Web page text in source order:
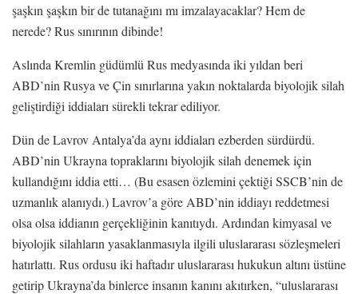
şaşkın şaşkın bir de tutanağını mı imzalayacaklar? Hem de
nerede? Rus sınırının dibinde!
Aslında Kremlin güdümlü Rus medyasında iki yıldan beri
ABD’nin Rusya ve Çin sınırlarına yakın noktalarda biyolojik silah
geliştirdiği iddiaları sürekli tekrar ediliyor.
Dün de Lavrov Antalya’da aynı iddiaları ezberden sürdürdü.
ABD’nin Ukrayna topraklarını biyolojik silah denemek için
kullandığını iddia etti… (Bu esasen özlemini çektiği SSCB’nin de
uzmanlık alanıydı.) Lavrov’a göre ABD’nin iddiayı reddetmesi
olsa olsa iddianın gerçekliğinin kanıtıydı. Ardından kimyasal ve
biyolojik silahların yasaklanmasıyla ilgili uluslararası sözleşmeleri
hatırlattı. Rus ordusu iki haftadır uluslararası hukukun altını üstüne
getirip Ukrayna’da binlerce insanın kanını akıtırken, “uluslararası